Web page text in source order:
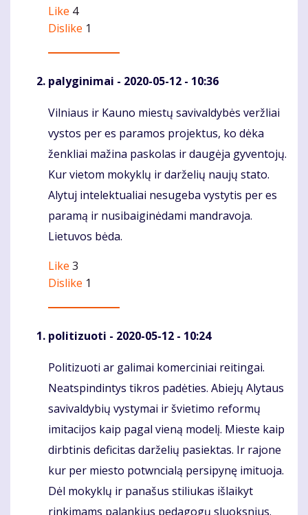
Like 4
Dislike 1
palyginimai - 2020-05-12 - 10:36
Komentaras
Vilniaus ir Kauno miestų savivaldybės veržliai
vystos per es paramos projektus, ko dėka
ženkliai mažina paskolas ir daugėja gyventojų.
Kur vietom mokyklų ir darželių naujų stato.
Alytuj intelektualiai nesugeba vystytis per es
paramą ir nusibaiginėdami mandravoja.
Lietuvos bėda.
Like 3
Dislike 1
politizuoti - 2020-05-12 - 10:24
Komentaras
Politizuoti ar galimai komerciniai reitingai.
Neatspindintys tikros padėties. Abiejų Alytaus
savivaldybių vystymai ir švietimo reformų
imitacijos kaip pagal vieną modelį. Mieste kaip
dirbtinis deficitas darželių pasiektas. Ir rajone
kur per miesto potwncialą persipynę imituoja.
Dėl mokyklų ir panašus stiliukas išlaikyt
rinkimams palankius pedagogų sluoksnius.